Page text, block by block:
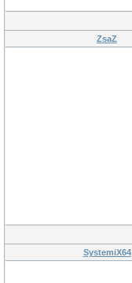
ZsaZ
SystemiX64